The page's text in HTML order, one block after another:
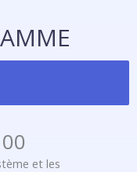
et les